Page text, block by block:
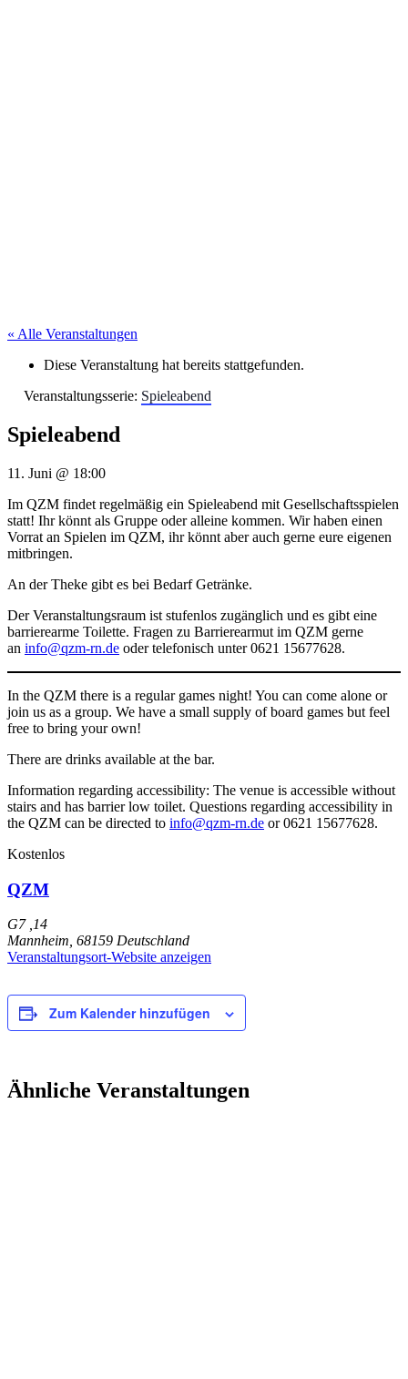
« Alle Veranstaltungen
Diese Veranstaltung hat bereits stattgefunden.
Veranstaltungsserie: Spieleabend
Spieleabend
11. Juni @ 18:00
Im QZM findet regelmäßig ein Spieleabend mit Gesellschaftsspielen
statt! Ihr könnt als Gruppe oder alleine kommen. Wir haben einen
Vorrat an Spielen im QZM, ihr könnt aber auch gerne eure eigenen
mitbringen.
An der Theke gibt es bei Bedarf Getränke.
Der Veranstaltungsraum ist stufenlos zugänglich und es gibt eine
barrierearme Toilette. Fragen zu Barrierearmut im QZM gerne
an info@qzm-rn.de oder telefonisch unter 0621 15677628.
In the QZM there is a regular games night! You can come alone or
join us as a group. We have a small supply of board games but feel
free to bring your own!
There are drinks available at the bar.
Information regarding accessibility: The venue is accessible without
stairs and has barrier low toilet. Questions regarding accessibility in
the QZM can be directed to info@qzm-rn.de or 0621 15677628.
Kostenlos
QZM
G7 ,14
Mannheim 68159 Deutschland
Veranstaltungsort-Website anzeigen
Zum Kalender hinzufügen
Ähnliche Veranstaltungen